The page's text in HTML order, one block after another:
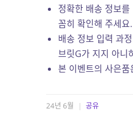
정확한 배송 정보
꼼히 확인해 주세요.
배송 정보 입력 과
브릿G가 지지 아니
본 이벤트의 사은
24년 6월 | 공유